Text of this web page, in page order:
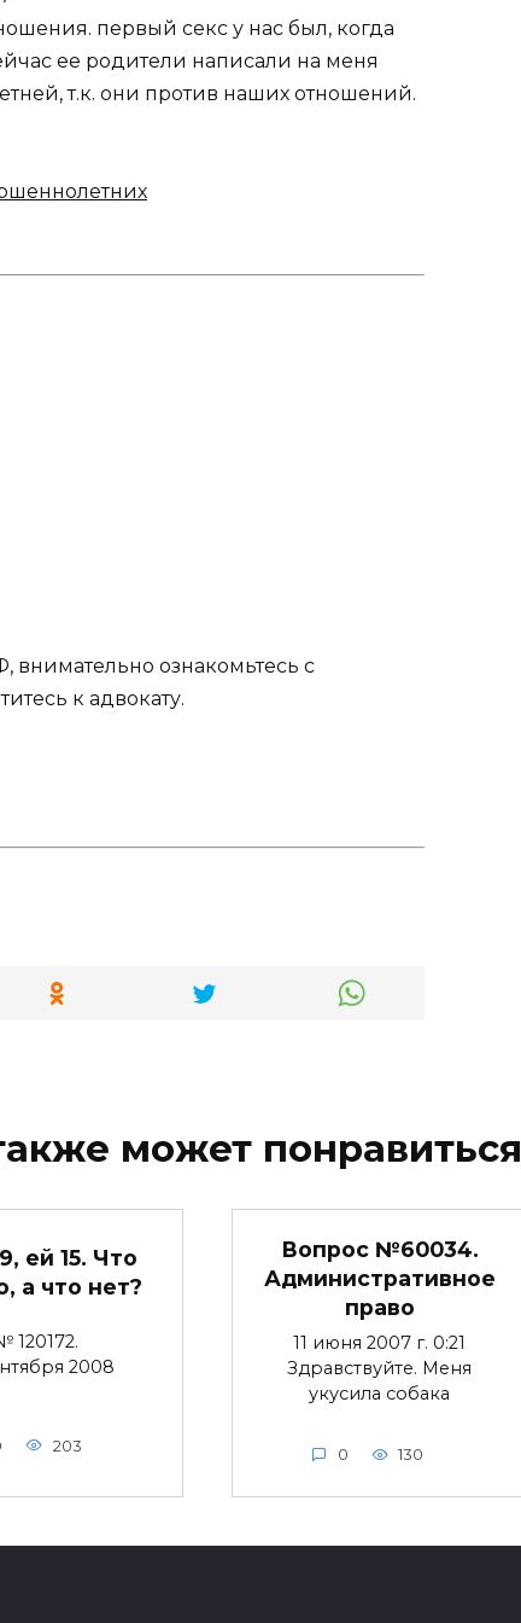
первый секс у нас был, когда
ее родители написали на меня
т.к. они против наших отношений.
внимательно ознакомьтесь с
к адвокату.
может понравиться
ей 15. Что
а что нет?
120172.
2008
203
Вопрос №60034.
Административное
право
11 июня 2007 г. 0:21
Здравствуйте. Меня
укусила собака
0 130